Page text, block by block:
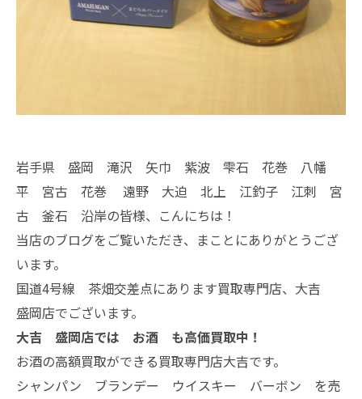
岩手県 盛岡 滝沢 矢巾 紫波 雫石 花巻 八幡
平 宮古 花巻 遠野 大迫 北上 江釣子 江刺 宮
古 釜石 沿岸の皆様、こんにちは！
当店のブログをご覧いただき、まことにありがとうござ
います。
国道4号線 茶畑交差点にあります買取専門店、大吉
盛岡店でございます。
大吉 盛岡店では お酒 も高価買取中！
お酒の高額買取ができる買取専門店大吉です。
シャンパン ブランデー ウイスキー バーボン を売